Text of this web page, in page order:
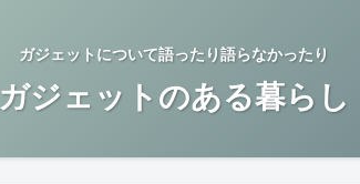
ガジェットについて語ったり語らなかったり
ガジェットのある暮らし